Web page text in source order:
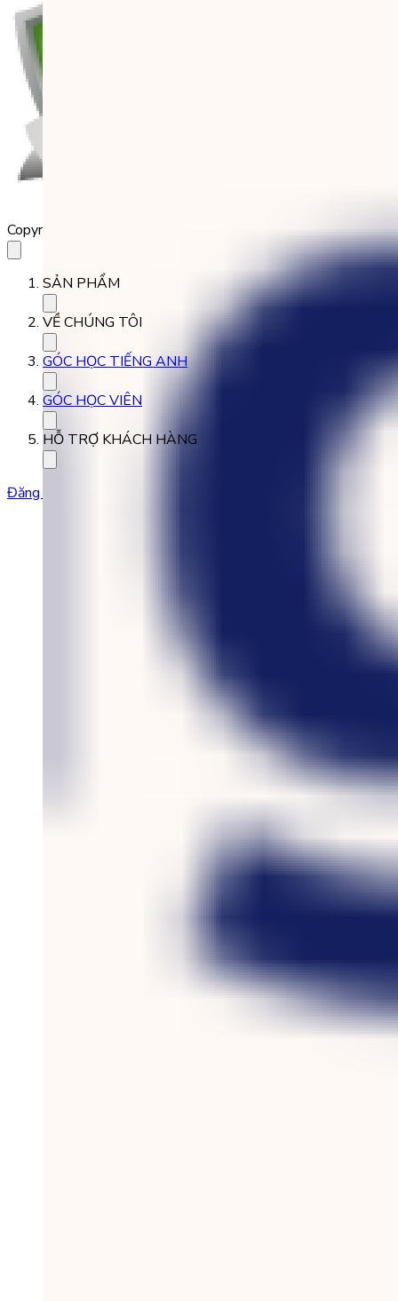
Copyright 2023 Babilala Class
SẢN PHẨM
VỀ CHÚNG TÔI
GÓC HỌC TIẾNG ANH
GÓC HỌC VIÊN
HỖ TRỢ KHÁCH HÀNG
Đăng ký học